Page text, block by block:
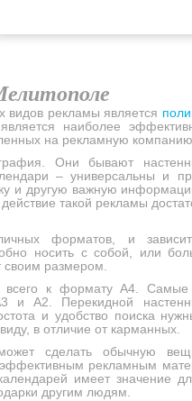
рекламы является
наиболее
на рекламную
Они бывают
– универсальны и
и другую важную
такой рекламы
форматов, и
носить с собой, или
своим размером.
к формату А4. Самые
и А2. Перекидной
и удобство поиска
в отличие от карманных.
сделать обычную
рекламным
имеет значение
другим людям.